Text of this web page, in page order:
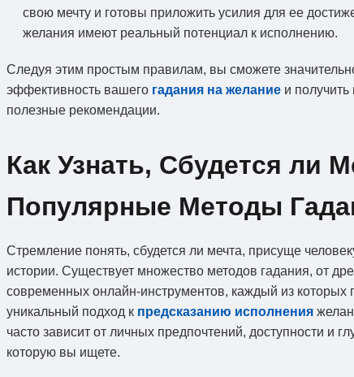
свою мечту и готовы приложить усилия для ее
желания имеют реальный потенциал к исполнению.
Следуя этим простым правилам, вы сможете
эффективность вашего гадания на желание и
полезные рекомендации.
Как Узнать, Сбудется ли
Популярные Методы
Стремление понять, сбудется ли мечта, присуще
истории. Существует множество методов гадания, от
современных онлайн-инструментов, каждый из которых
уникальный подход к предсказанию исполнения
часто зависит от личных предпочтений, доступности и
которую вы ищете.